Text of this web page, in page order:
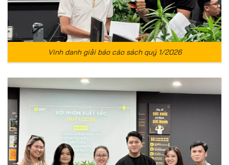
Vinh danh giải báo cáo sách quý 1/2026